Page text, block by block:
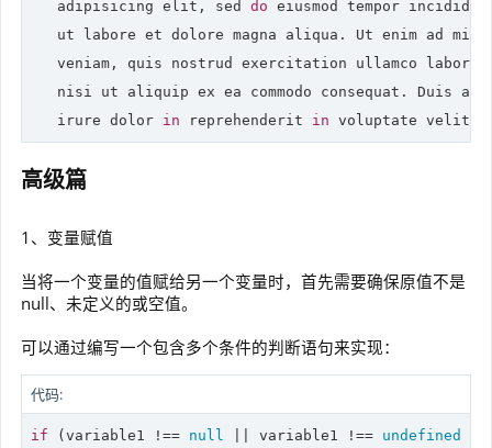
   adipisicing elit, sed
do eiusmod tempor
ut labore et dolore magna aliqua. Ut enim ad
   veniam, quis nostrud exercitation ullamco laboris
nisi ut aliquip ex ea commodo consequat. Duis
   irure dolor
in reprehenderit in voluptate velit
高级篇
1、变量赋值
当将一个变量的值赋给另一个变量时，首先需要确保原值不是
null、未定义的或空值。
可以通过编写一个包含多个条件的判断语句来实现：
代码:
if (variable1 !== null || variable1 !== undefined